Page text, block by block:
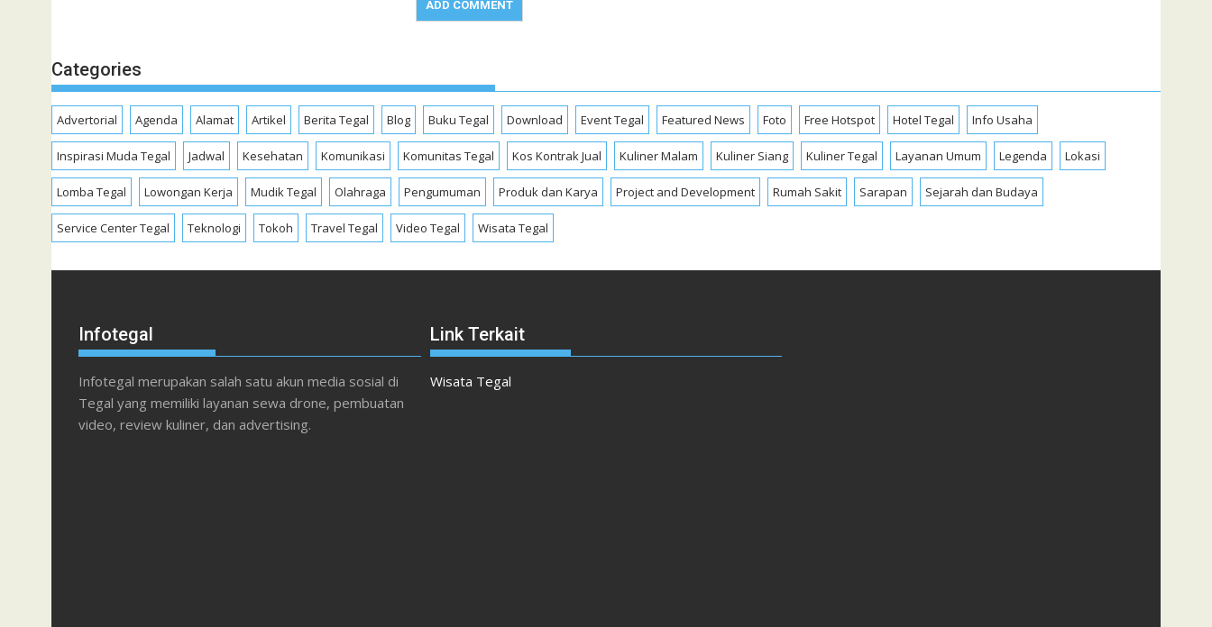
Categories
Advertorial Agenda Alamat Artikel Berita Tegal Blog Buku Tegal Download Event Tegal Featured News Foto Free Hotspot Hotel Tegal Info Usaha
Inspirasi Muda Tegal Jadwal Kesehatan Komunikasi Komunitas Tegal Kos Kontrak Jual Kuliner Malam Kuliner Siang Kuliner Tegal Layanan Umum Legenda Lokasi
Lomba Tegal Lowongan Kerja Mudik Tegal Olahraga Pengumuman Produk dan Karya Project and Development Rumah Sakit Sarapan Sejarah dan Budaya
Service Center Tegal Teknologi Tokoh Travel Tegal Video Tegal Wisata Tegal
Infotegal
Infotegal merupakan salah satu akun media sosial di
Tegal yang memiliki layanan sewa drone, pembuatan
video, review kuliner, dan advertising.
Link Terkait
Wisata Tegal